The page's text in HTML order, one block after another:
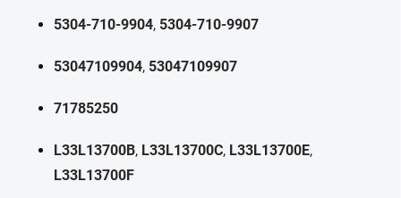
5304-710-9904, 5304-710-9907
53047109904, 53047109907
71785250
L33L13700B, L33L13700C, L33L13700E,
L33L13700F